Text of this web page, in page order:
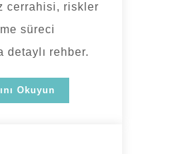
cerrahisi, riskler
süreci
detaylı rehber.
Okuyun